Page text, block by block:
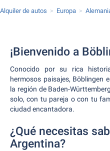
Alquiler de autos Europa
¡Bienvenido a
Conocido por su rica
hermosos paisajes, Böblingen
la región de Baden-
solo, con tu pareja o con tu
ciudad encantadora.
¿Qué necesitas
Argentina?